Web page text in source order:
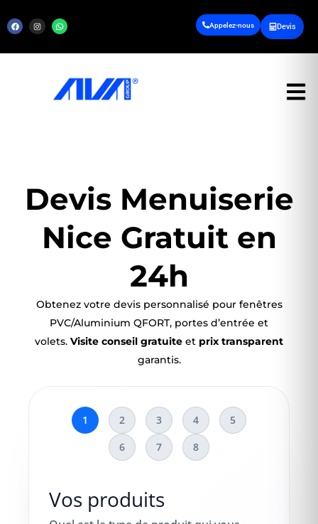
Devis
Appelez-nous
Devis Menuiserie
Nice Gratuit en
24h
Obtenez votre devis personnalisé pour fenêtres
PVC/Aluminium QFORT, portes d’entrée et
volets. Visite conseil gratuite et prix transparent
garantis.
1 2 3 4
5
6
7 8
Vos produits